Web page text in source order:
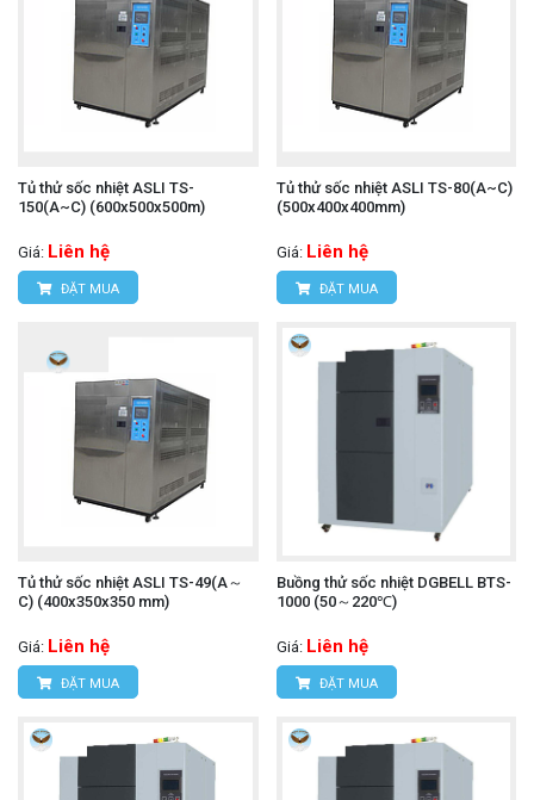
Tủ thử sốc nhiệt ASLI TS-
150(A~C) (600x500x500m)
Giá: Liên hệ
ĐẶT MUA
Tủ thử sốc nhiệt ASLI TS-80(A~C)
(500x400x400mm)
Giá: Liên hệ
ĐẶT MUA
Tủ thử sốc nhiệt ASLI TS-49(A～
C) (400x350x350 mm)
Giá: Liên hệ
ĐẶT MUA
Buồng thử sốc nhiệt DGBELL BTS-
1000 (50～220℃)
Giá: Liên hệ
ĐẶT MUA